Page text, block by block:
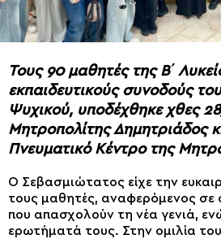
Τους 90 μαθητές της Β΄
εκπαιδευτικούς συνοδούς
Ψυχικού, υποδέχθηκε χθες
Μητροπολίτης Δημητριάδος
Πνευματικό Κέντρο της
Ο Σεβασμιώτατος είχε την
τους μαθητές, αναφερόμενος
που απασχολούν τη νέα γενιά,
ερωτήματά τους. Στην ομιλία του